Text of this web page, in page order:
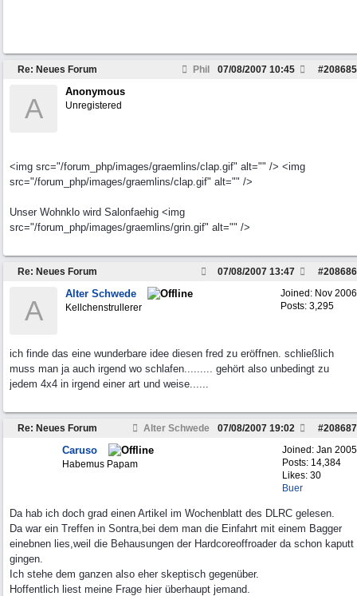
Re: Neues Forum Phil #208685
07/08/2007 10:45
A
Anonymous
Unregistered
<img src="/forum_php/images/graemlins/clap.gif" alt="" /> <img
src="/forum_php/images/graemlins/clap.gif" alt="" />
Unser Wohnklo wird Salonfaehig <img
src="/forum_php/images/graemlins/grin.gif" alt="" />
Re: Neues Forum #208686
07/08/2007 13:47
Joined: Nov 2006
Posts: 3,295
A
Alter Schwede
Kellchenstrullerer
ich finde das eine wunderbare idee diesen fred zu eröffnen. schließlich
muss man ja auch irgend wo schlafen......... gehört also unbedingt zu
jedem 4x4 in irgend einer art und weise......
Re: Neues Forum Alter Schwede #208687
07/08/2007 19:02
Joined: Jan 2005
Posts: 14,384
Likes: 30
Buer
Caruso
Habemus Papam
Da hab ich doch grad einen Artikel im Wochenblatt des DLRC gelesen.
Da war ein Treffen in Sontra,bei dem man die Einfahrt mit einem Bagger
einebnen lies,weil die Behausungen der Hardcoreoffroader da schon kaputt
gingen.
Ich stehe dem ganzen also eher skeptisch gegenüber.
Hoffentlich liest meine Frage hier überhaupt jemand.